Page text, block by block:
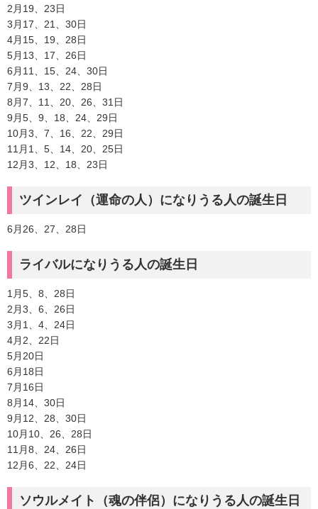
2月19、23日
3月17、21、30日
4月15、19、28日
5月13、17、26日
6月11、15、24、30日
7月9、13、22、28日
8月7、11、20、26、31日
9月5、9、18、24、29日
10月3、7、16、22、29日
11月1、5、14、20、25日
12月3、12、18、23日
ツインレイ（運命の人）になりうる人の誕生日
6月26、27、28日
ライバルになりうる人の誕生日
1月5、8、28日
2月3、6、26日
3月1、4、24日
4月2、22日
5月20日
6月18日
7月16日
8月14、30日
9月12、28、30日
10月10、26、28日
11月8、24、26日
12月6、22、24日
ソウルメイト（魂の伴侶）になりうる人の誕生日